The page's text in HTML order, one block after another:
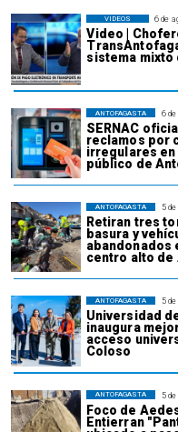
6 de
Video |
sistema mixto
VIDEOS
6
SERNAC
reclamos por
irregulares
público de
ANTOFAGASTA
5
Retiran tres
basura y
abandonados
centro alto de
ANTOFAGASTA
5
Universidad
inaugura
acceso
Coloso
ANTOFAGASTA
5
Foco de
Entierran
ANTOFAGASTA